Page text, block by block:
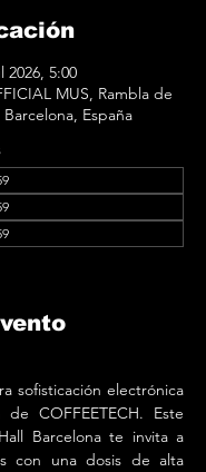
2026, 5:00
MUS, Rambla de
España
sofisticación electrónica
COFFEETECH. Este
Barcelona te invita a
con una dosis de alta